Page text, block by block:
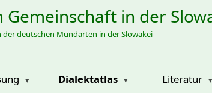
in der
der deutschen Mundarten in der Slowakei
Dialektatlas Literatur